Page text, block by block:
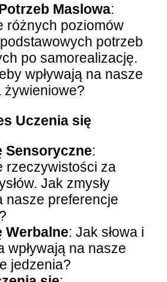
Maslowa:
różnych poziomów
potrzeb
po samorealizację.
wpływają na nasze
żywieniowe?
Uczenia się
Sensoryczne:
rzeczywistości za
Jak zmysły
nasze preferencje
Werbalne: Jak słowa i
wpływają na nasze
jedzenia?